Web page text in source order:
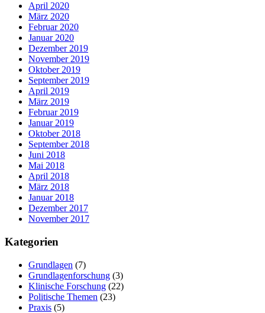
April 2020
März 2020
Februar 2020
Januar 2020
Dezember 2019
November 2019
Oktober 2019
September 2019
April 2019
März 2019
Februar 2019
Januar 2019
Oktober 2018
September 2018
Juni 2018
Mai 2018
April 2018
März 2018
Januar 2018
Dezember 2017
November 2017
Kategorien
Grundlagen (7)
Grundlagenforschung (3)
Klinische Forschung (22)
Politische Themen (23)
Praxis (5)